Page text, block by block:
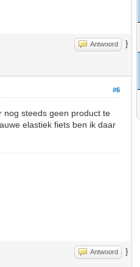
Antwoord }
#6
nog steeds geen product te
elastiek fiets ben ik daar
Antwoord }